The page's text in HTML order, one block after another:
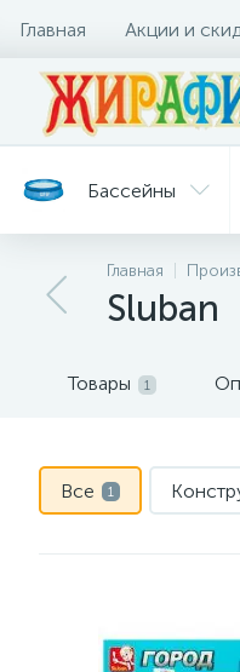
Главная Акции и
Бассейны
Батуты
и уход
Главная
Sluban
Товары 1
Все 1